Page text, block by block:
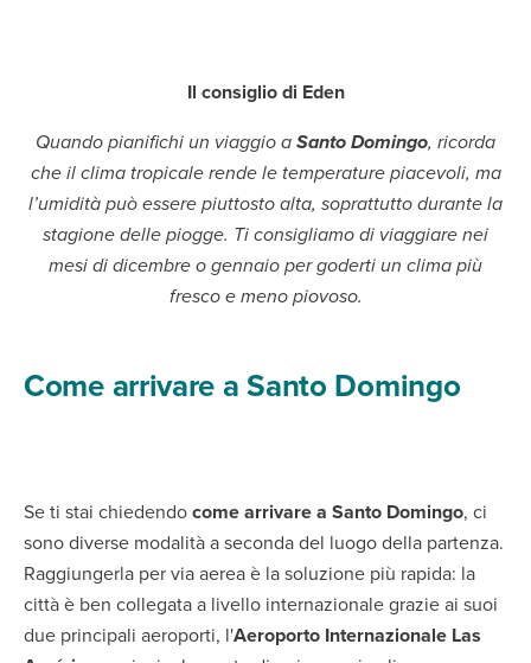
Il consiglio di Eden
Quando pianifichi un viaggio aSanto Domingo, ricorda
che il clima tropicale rende le temperature piacevoli, ma
l’umidità può essere piuttosto alta, soprattutto durante la
stagione delle piogge. Ti consigliamo di viaggiare nei
mesi di dicembre o gennaio per goderti un clima più
fresco e meno piovoso.
Come arrivare a Santo Domingo
Se ti stai chiedendocome arrivare a Santo Domingo, ci
sono diverse modalità a seconda del luogo della partenza.
Raggiungerla per via aerea è la soluzione più rapida: la
città è ben collegata a livello internazionale grazie ai suoi
due principali aeroporti, l'Aeroporto Internazionale Las